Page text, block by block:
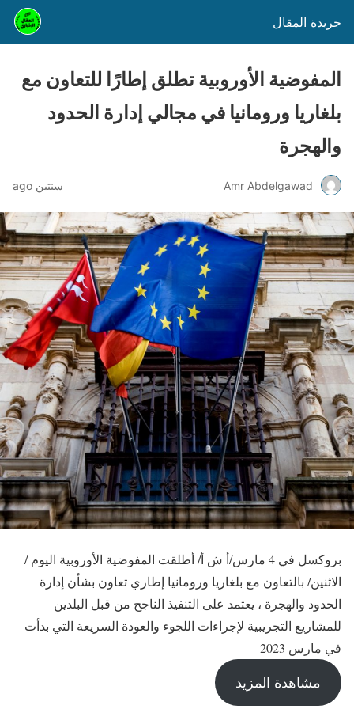
جريدة المقال
المفوضية الأوروبية تطلق إطارًا للتعاون مع
بلغاريا ورومانيا في مجالي إدارة الحدود
والهجرة
Amr Abdelgawad سنتين ago
بروكسل في 4 مارس/أ ش أ/ أطلقت المفوضية الأوروبية اليوم /
الاثنين/ بالتعاون مع بلغاريا ورومانيا إطاري تعاون بشأن إدارة
الحدود والهجرة ، يعتمد على التنفيذ الناجح من قبل البلدين
للمشاريع التجريبية لإجراءات اللجوء والعودة السريعة التي بدأت
في مارس 2023
مشاهدة المزيد